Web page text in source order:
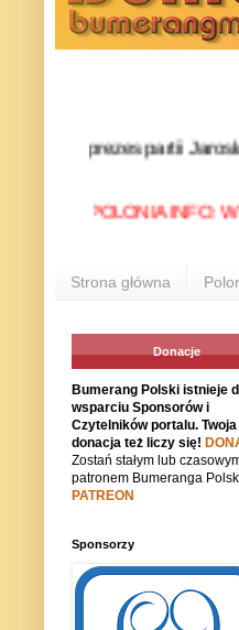
prezes partii
POLONIA INFO: W
Strona główna
Donacje
Bumerang Polski istnieje
wsparciu Sponsorów i
Czytelników portalu. Twoja
donacja też liczy się!
Zostań stałym lub
patronem Bumeranga
PATREON
Sponsorzy